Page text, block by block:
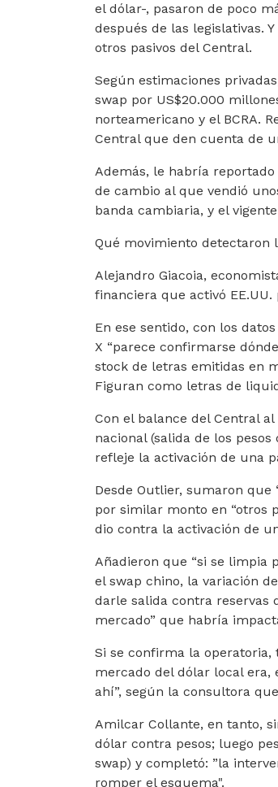
el dólar-, pasaron de poco
después de las legislativas.
otros pasivos del Central.
Según estimaciones
swap por US$20.000
norteamericano y el BCRA.
Central que den cuenta de
Además, le habría reportado
de cambio al que vendió
banda cambiaria, y el
Qué movimiento detectaron
Alejandro Giacoia,
financiera que activó
En ese sentido, con los
X “parece confirmarse
stock de letras emitidas en
Figuran como letras de
Con el balance del Central
nacional (salida de los
refleje la activación de una
Desde Outlier, sumaron
por similar monto en “otros
dio contra la activación de
Añadieron que “si se limpia
el swap chino, la variación
darle salida contra reservas
mercado” que habría
Si se confirma la operatoria,
mercado del dólar local era,
ahí”, según la consultora
Amilcar Collante, en tanto,
dólar contra pesos; luego
swap) y completó: ”la
romper el esquema".